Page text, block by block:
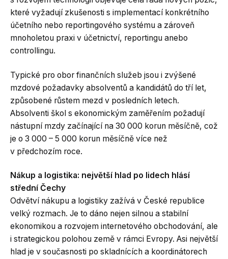
které vyžadují zkušenosti s implementací konkrétního
účetního nebo reportingového systému a zároveň
mnoholetou praxi v účetnictví, reportingu anebo
controllingu.
Typické pro obor finančních služeb jsou i zvýšené
mzdové požadavky absolventů a kandidátů do tří let,
způsobené růstem mezd v posledních letech.
Absolventi škol s ekonomickým zaměřením požadují
nástupní mzdy začínající na 30 000 korun měsíčně, což
je o 3 000 – 5 000 korun měsíčně více než
v předchozím roce.
Nákup a logistika: největší hlad po lidech hlásí
střední Čechy
Odvětví nákupu a logistiky zažívá v České republice
velký rozmach. Je to dáno nejen silnou a stabilní
ekonomikou a rozvojem internetového obchodování, ale
i strategickou polohou země v rámci Evropy. Asi největší
hlad je v současnosti po skladnících a koordinátorech